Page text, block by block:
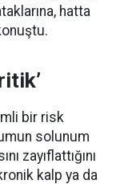
hatta
bir risk
solunum
zayıflattığını
kalp ya da